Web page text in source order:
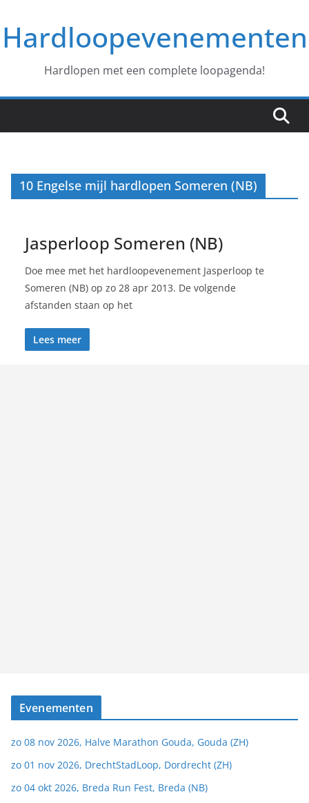
naar
deHardloopevenementen
Hardlopen met een complete loopagenda!
10 Engelse mijl hardlopen Someren (NB)
Jasperloop Someren (NB)
Doe mee met het hardloopevenement Jasperloop te
Someren (NB) op zo 28 apr 2013. De volgende
afstanden staan op het
Lees meer
Evenementen
zo 08 nov 2026, Halve Marathon Gouda, Gouda (ZH)
zo 01 nov 2026, DrechtStadLoop, Dordrecht (ZH)
zo 04 okt 2026, Breda Run Fest, Breda (NB)